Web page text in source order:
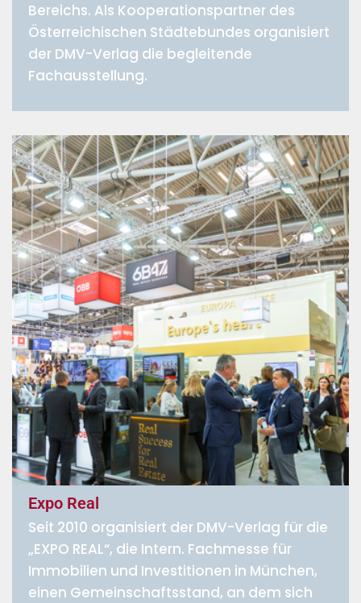
Bereichs. Als Kooperationspartner des
Österreichischen Städtebundes organisiert
der DMV-Verlag die begleitende
Fachausstellung.
Expo Real
Seit 2010 organisiert der DMV-Verlag für die
„EXPO REAL“, die Intern. Fachmesse für
Immobilien und Investitionen in München,
einen Gemeinschaftsstand, an dem sich